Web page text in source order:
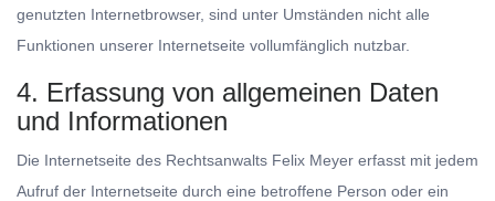
genutzten Internetbrowser, sind unter Umständen nicht alle
Funktionen unserer Internetseite vollumfänglich nutzbar.
4. Erfassung von allgemeinen Daten
und Informationen
Die Internetseite des Rechtsanwalts Felix Meyer erfasst mit jedem
Aufruf der Internetseite durch eine betroffene Person oder ein